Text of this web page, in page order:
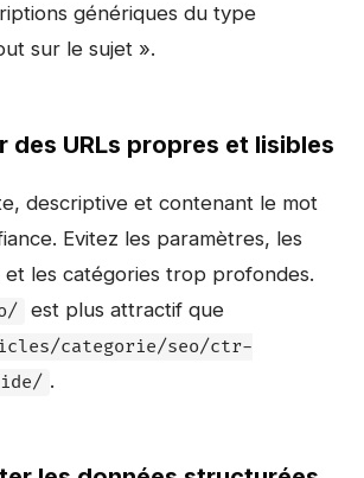
génériques du type
sur le sujet ».
des URLs propres et lisibles
descriptive et contenant le mot
Evitez les paramètres, les
et les catégories trop profondes.
est plus attractif que
categorie/seo/ctr-
.